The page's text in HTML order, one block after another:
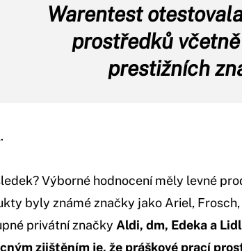
Warentest
prostředků
prestižních
Výborné hodnocení měly levné
byly známé značky jako Ariel, Frosch,
privátní značky Aldi, dm, Edeka a
zjištěním je, že práškové prací